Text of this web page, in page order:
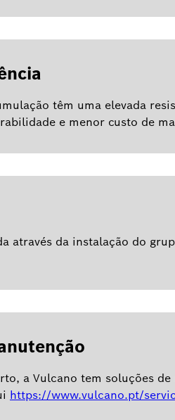
têm uma elevada
e menor custo de
através da instalação do
a Vulcano tem soluções
https://www.vulcano.pt/